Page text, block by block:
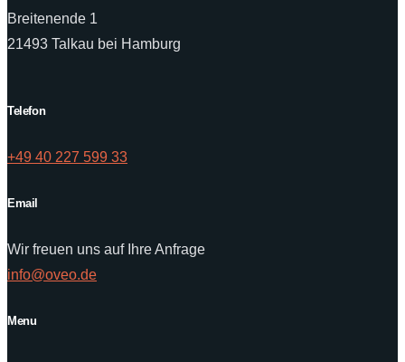
Breitenende 1
21493 Talkau bei Hamburg
Telefon
+49 40 227 599 33
Email
Wir freuen uns auf Ihre Anfrage
info@oveo.de
Menu